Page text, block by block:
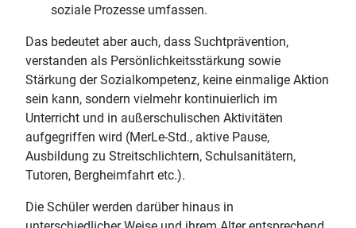
soziale Prozesse umfassen.
Das bedeutet aber auch, dass Suchtprävention,
verstanden als Persönlichkeitsstärkung sowie
Stärkung der Sozialkompetenz, keine einmalige Aktion
sein kann, sondern vielmehr kontinuierlich im
Unterricht und in außerschulischen Aktivitäten
aufgegriffen wird (MerLe-Std., aktive Pause,
Ausbildung zu Streitschlichtern, Schulsanitätern,
Tutoren, Bergheimfahrt etc.).
Die Schüler werden darüber hinaus in